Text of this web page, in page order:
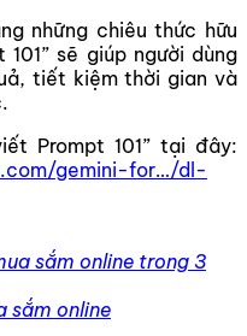
những chiêu thức hữu
sẽ giúp người dùng
tiết kiệm thời gian và
Prompt 101” tại đây:
gemini-for…/dl-
sắm online trong 3
sắm online